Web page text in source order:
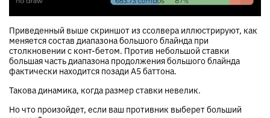
Приведенный выше скриншот из ссолвера иллюстрируют, как
меняется состав диапазона большого блайнда при
столкновении с конт-бетом. Против небольшой ставки
большая часть диапазона продолжения большого блайнда
фактически находится позади A5 баттона.
Такова динамика, когда размер ставки невелик.
Но что произойдет, если ваш противник выберет больший